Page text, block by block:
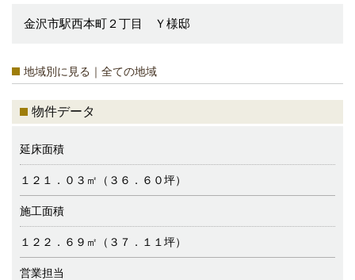
金沢市駅西本町２丁目 Ｙ様邸
地域別に見る｜全ての地域
物件データ
延床面積
１２１．０３㎡（３６．６０坪）
施工面積
１２２．６９㎡（３７．１１坪）
営業担当